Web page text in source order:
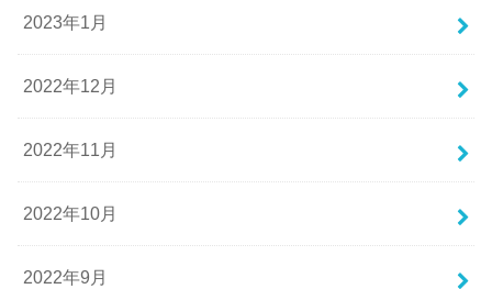
2023年1月
2022年12月
2022年11月
2022年10月
2022年9月